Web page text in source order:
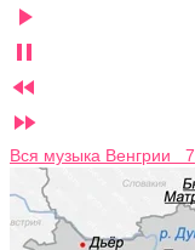




Вся музыка Венгрии 7